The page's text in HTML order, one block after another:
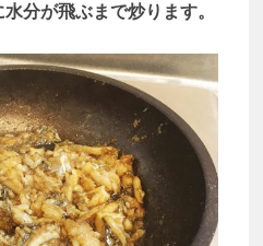
分が飛ぶまで炒ります。